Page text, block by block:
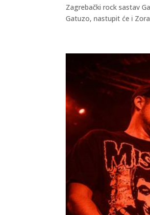
Zagrebački rock sastav
Gatuzo, nastupit će i